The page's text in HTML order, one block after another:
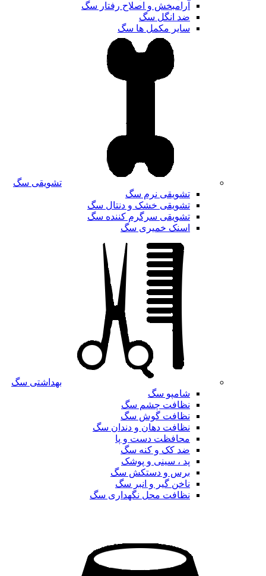
آرامبخش و اصلاح رفتار سگ
ضد انگل سگ
سایر مکمل ها سگ
تشویقی سگ
تشویقی نرم سگ
تشویقی خشک و دنتال سگ
تشویقی سرگرم کننده سگ
اسنک خمیری سگ
بهداشتی سگ
شامپو سگ
نظافت چشم سگ
نظافت گوش سگ
نظافت دهان و دندان سگ
محافظت دست و پا
ضد کک و کنه سگ
پد ، سینی و پوشک
برس و دستکش سگ
ناخن گیر و انبر سگ
نظافت محل نگهداری سگ